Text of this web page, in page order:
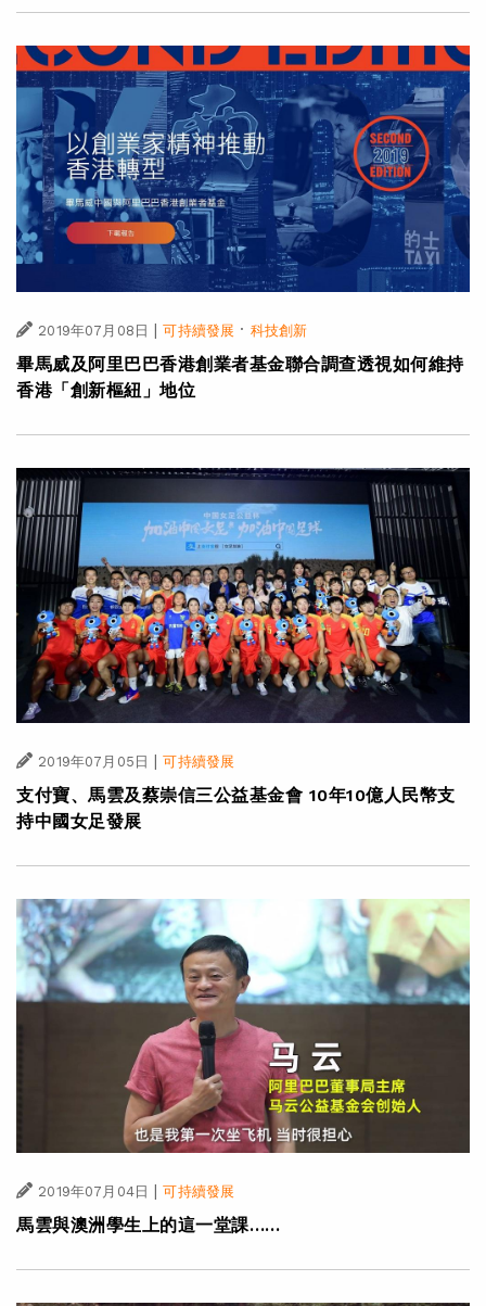
2019年07月08日 | 可持續發展 · 科技創新
畢馬威及阿里巴巴香港創業者基金聯合調查透視如何維持
香港「創新樞紐」地位
2019年07月05日 | 可持續發展
支付寶、馬雲及蔡崇信三公益基金會 10年10億人民幣支
持中國女足發展
2019年07月04日 | 可持續發展
馬雲與澳洲學生上的這一堂課……